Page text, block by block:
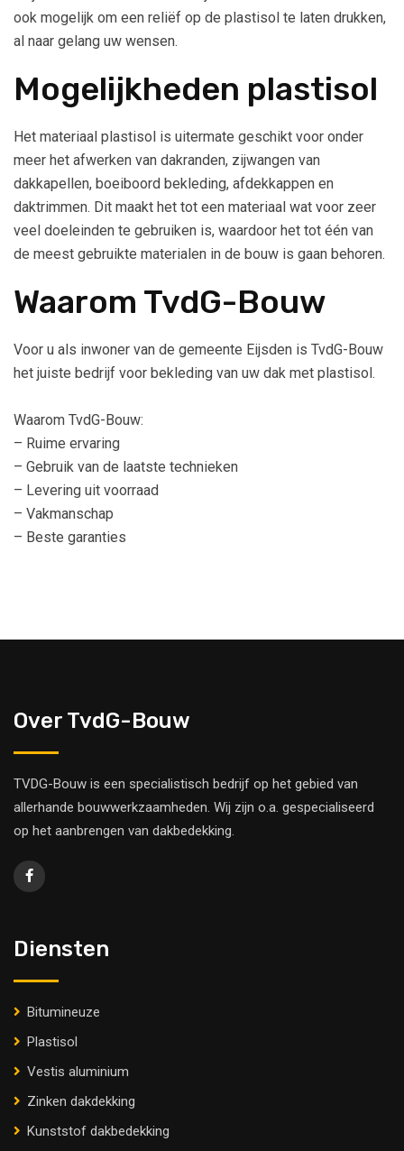
ook mogelijk om een reliëf op de plastisol te laten drukken,
al naar gelang uw wensen.
Mogelijkheden plastisol
Het materiaal plastisol is uitermate geschikt voor onder
meer het afwerken van dakranden, zijwangen van
dakkapellen, boeiboord bekleding, afdekkappen en
daktrimmen. Dit maakt het tot een materiaal wat voor zeer
veel doeleinden te gebruiken is, waardoor het tot één van
de meest gebruikte materialen in de bouw is gaan behoren.
Waarom TvdG-Bouw
Voor u als inwoner van de gemeente Eijsden is TvdG-Bouw
het juiste bedrijf voor bekleding van uw dak met plastisol.
Waarom TvdG-Bouw:
– Ruime ervaring
– Gebruik van de laatste technieken
– Levering uit voorraad
– Vakmanschap
– Beste garanties
Over TvdG-Bouw
TVDG-Bouw is een specialistisch bedrijf op het gebied van
allerhande bouwwerkzaamheden. Wij zijn o.a. gespecialiseerd
op het aanbrengen van dakbedekking.
Diensten
Bitumineuze
Plastisol
Vestis aluminium
Zinken dakdekking
Kunststof dakbedekking